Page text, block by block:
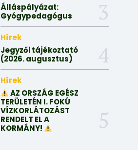
Álláspályázat:
Gyógypedagógus
Hírek
Jegyzői tájékoztató
(2026. augusztus)
Hírek
AZ ORSZÁG EGÉSZ
TERÜLETÉN I. FOKÚ
VÍZKORLÁTOZÁST
RENDELT EL A
KORMÁNY!